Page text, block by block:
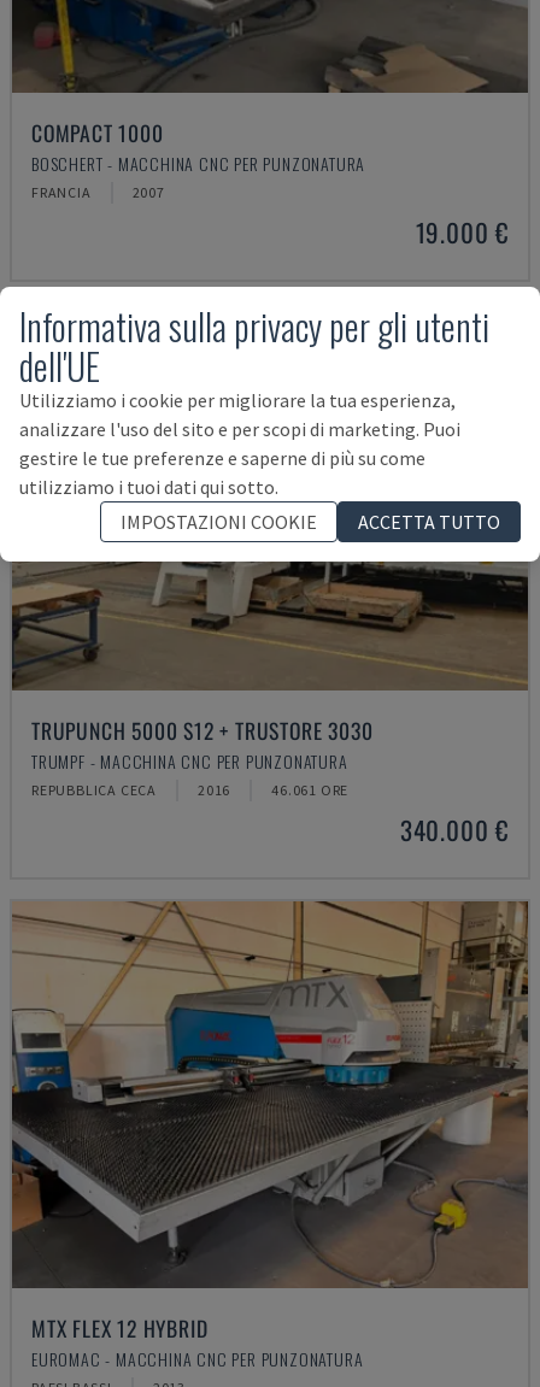
COMPACT 1000
BOSCHERT - MACCHINA CNC PER PUNZONATURA
FRANCIA 2007
19.000 €
TRUPUNCH 5000 S12 + TRUSTORE 3030
TRUMPF - MACCHINA CNC PER PUNZONATURA
REPUBBLICA CECA 2016 46.061 ORE
340.000 €
MTX FLEX 12 HYBRID
EUROMAC - MACCHINA CNC PER PUNZONATURA
Informativa sulla privacy per gli utenti
dell'UE
Utilizziamo i cookie per migliorare la tua esperienza,
analizzare l'uso del sito e per scopi di marketing. Puoi
gestire le tue preferenze e saperne di più su come
utilizziamo i tuoi dati qui sotto.
IMPOSTAZIONI COOKIE
ACCETTA TUTTO